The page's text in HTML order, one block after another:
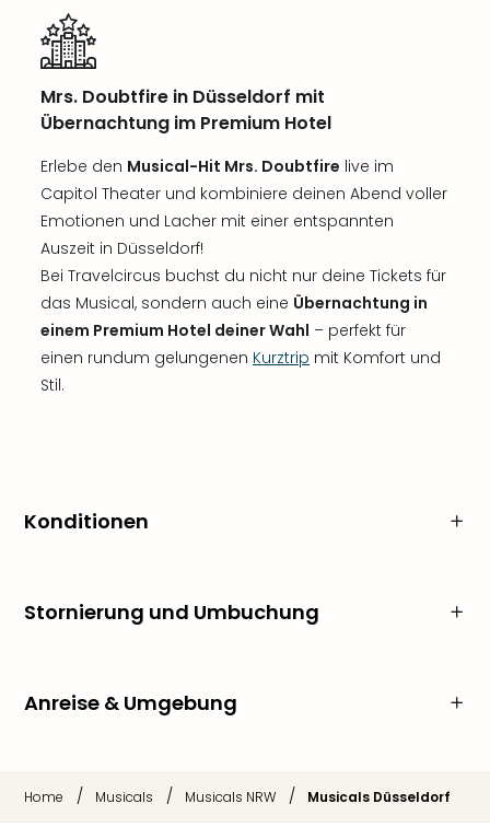
Mrs. Doubtfire in Düsseldorf mit
Übernachtung im Premium Hotel
Erlebe den Musical-Hit Mrs. Doubtfire live im
Capitol Theater und kombiniere deinen Abend voller
Emotionen und Lacher mit einer entspannten
Auszeit in Düsseldorf!
Bei Travelcircus buchst du nicht nur deine Tickets für
das Musical, sondern auch eine Übernachtung in
einem Premium Hotel deiner Wahl – perfekt für
einen rundum gelungenen Kurztrip mit Komfort und
Stil.
Konditionen
Stornierung und Umbuchung
Anreise & Umgebung
Home / Musicals / Musicals NRW / Musicals Düsseldorf